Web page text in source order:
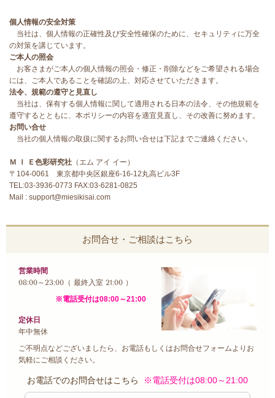
個人情報の安全対策
当社は、個人情報の正確性及び安全性確保のために、セキュリティに万全
の対策を講じています。
ご本人の照会
お客さまがご本人の個人情報の照会・修正・削除などをご希望される場合
には、ご本人であることを確認の上、対応させていただきます。
法令、規範の遵守と見直し
当社は、保有する個人情報に関して適用される日本の法令、その他規範を
遵守するとともに、本ポリシーの内容を適宜見直し、その改善に努めます。
お問い合せ
当社の個人情報の取扱に関するお問い合せは下記までご連絡ください。
Ｍ Ｉ Ｅ色彩研究社 （エム アイ イー）
〒104-0061 東京都中央区銀座6-16-12丸高ビル3F
TEL:03-3936-0773 FAX:03-6281-0825
Mail : support@miesikisai.com
お問合せ・ご相談はこちら
営業時間
08:00～23:00（ 最終入室 21:00 ）
※電話受付は08:00～21:00
定休日
年中無休
ご不明点などございましたら、お電話もしくはお問合せフォームよりお
気軽にご相談ください。
お電話でのお問合せはこちら ※電話受付は08:00～21:00